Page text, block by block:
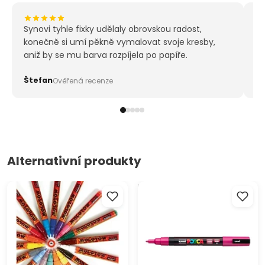
Synovi tyhle fixky udělaly obrovskou radost,
konečně si umí pěkně vymalovat svoje kresby,
aniž by se mu barva rozpíjela po papíře.
ŠtefanOvěřená recenze
Alternativní produkty
Akrylové fixy MOLOTOW -
ONE4ALL 2mm
Popisovač UNI POSCA PC-3M